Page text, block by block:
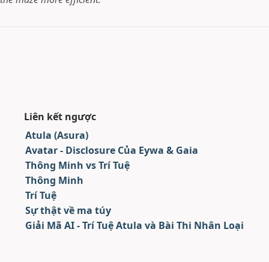
Liên kết ngược
Atula (Asura)
Avatar - Disclosure Của Eywa & Gaia
Thông Minh vs Trí Tuệ
Thông Minh
Trí Tuệ
Sự thật về ma túy
Giải Mã AI - Trí Tuệ Atula và Bài Thi Nhân Loại